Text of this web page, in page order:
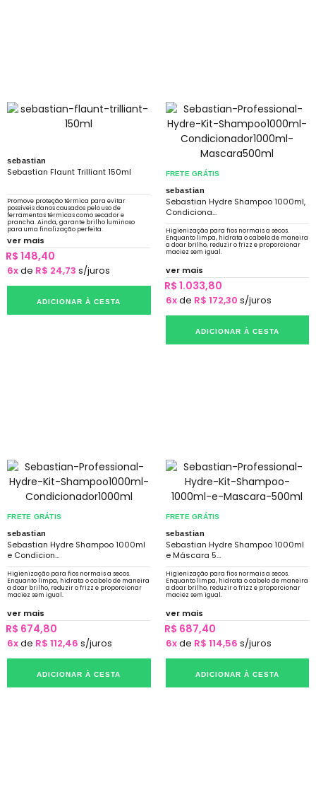
sebastian
Sebastian Flaunt Trilliant 150ml
Promove proteção térmica para evitar
possíveis danos causados pelo uso de
ferramentas térmicas como secador e
prancha. Ainda, garante brilho luminoso
para uma finalização perfeita.
ver mais
R$ 148,40
6xde R$ 24,73 s/juros
ADICIONAR À CESTA
FRETE GRÁTIS
sebastian
Sebastian Hydre Shampoo 1000ml,
Condiciona...
Higienização para fios normais a secos.
Enquanto limpa, hidrata o cabelo de maneira
a doar brilho, reduzir o frizz e proporcionar
maciez sem igual.
ver mais
R$ 1.033,80
6xde R$ 172,30 s/juros
ADICIONAR À CESTA
FRETE GRÁTIS
sebastian
Sebastian Hydre Shampoo 1000ml
e Condicion...
Higienização para fios normais a secos.
Enquanto limpa, hidrata o cabelo de maneira
a doar brilho, reduzir o frizz e proporcionar
maciez sem igual.
ver mais
R$ 674,80
6xde R$ 112,46 s/juros
ADICIONAR À CESTA
FRETE GRÁTIS
sebastian
Sebastian Hydre Shampoo 1000ml
e Máscara 5...
Higienização para fios normais a secos.
Enquanto limpa, hidrata o cabelo de maneira
a doar brilho, reduzir o frizz e proporcionar
maciez sem igual.
ver mais
R$ 687,40
6xde R$ 114,56 s/juros
ADICIONAR À CESTA